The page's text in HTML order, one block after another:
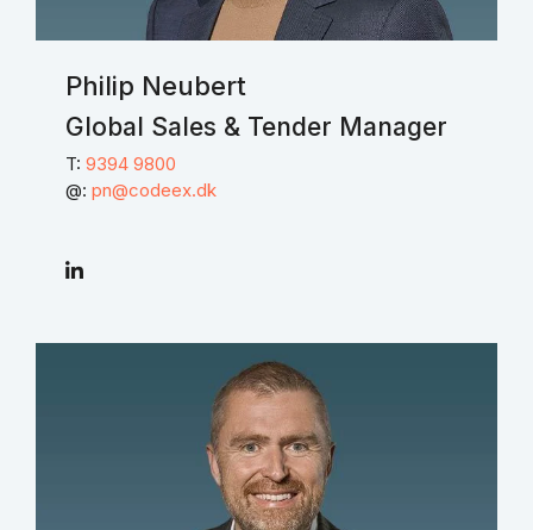
Philip Neubert
Global Sales & Tender Manager
T: 9394 9800
@: pn@codeex.dk